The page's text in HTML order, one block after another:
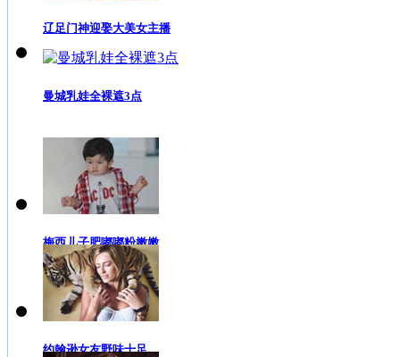
辽足门神迎娶大美女主播
曼城乳娃全裸遮3点
梅西儿子肥嘟嘟粉嫩嫩
约翰逊女友野味十足